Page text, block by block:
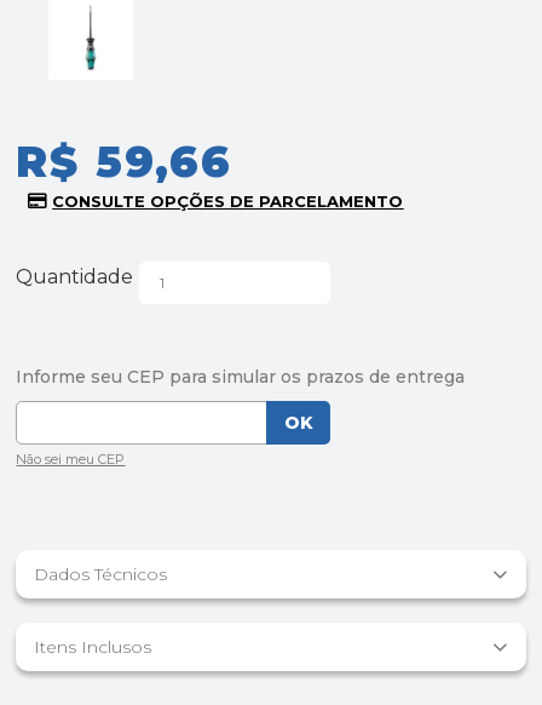
R$ 59,66
Quantidade
Dados Técnicos
Itens Inclusos